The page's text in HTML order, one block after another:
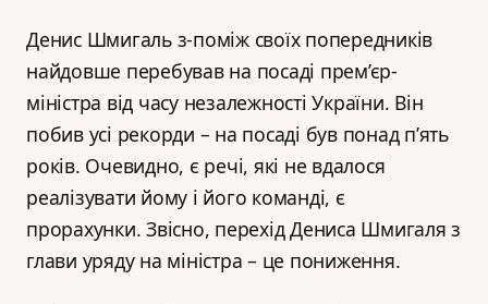
Денис Шмигаль з-поміж своїх попередників
найдовше перебував на посаді прем’єр-
міністра від часу незалежності України. Він
побив усі рекорди – на посаді був понад п’ять
років. Очевидно, є речі, які не вдалося
реалізувати йому і його команді, є
прорахунки. Звісно, перехід Дениса Шмигаля з
глави уряду на міністра – це пониження.